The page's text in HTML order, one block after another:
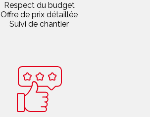
Respect du budget
Offre de prix détaillée
Suivi de chantier